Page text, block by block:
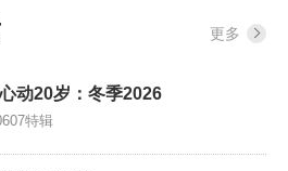
更多
动20岁：冬季2026
特辑